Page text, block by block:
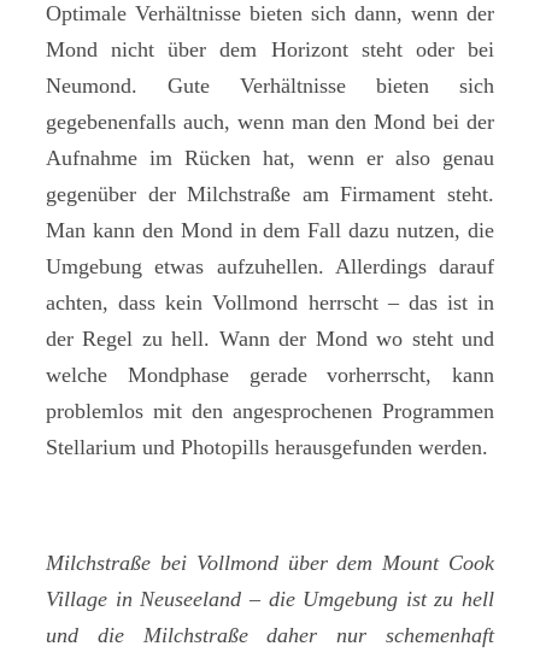
Optimale Verhältnisse bieten sich dann, wenn der
Mond nicht über dem Horizont steht oder bei
Neumond. Gute Verhältnisse bieten sich
gegebenenfalls auch, wenn man den Mond bei der
Aufnahme im Rücken hat, wenn er also genau
gegenüber der Milchstraße am Firmament steht.
Man kann den Mond in dem Fall dazu nutzen, die
Umgebung etwas aufzuhellen. Allerdings darauf
achten, dass kein Vollmond herrscht – das ist in
der Regel zu hell. Wann der Mond wo steht und
welche Mondphase gerade vorherrscht, kann
problemlos mit den angesprochenen Programmen
Stellarium und Photopills herausgefunden werden.
Milchstraße bei Vollmond über dem Mount Cook
Village in Neuseeland – die Umgebung ist zu hell
und die Milchstraße daher nur schemenhaft